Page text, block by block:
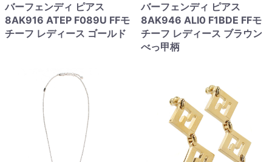
バーフェンディ ピアス
8AK916 ATEP F089U FFモ
チーフ レディース ゴールド
バーフェンディ ピアス
8AK946 ALI0 F1BDE FFモ
チーフ レディース ブラウン
べっ甲柄